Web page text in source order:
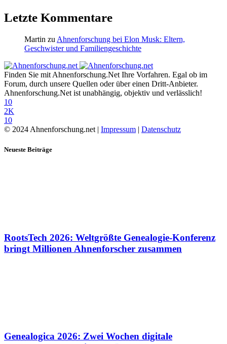
Letzte Kommentare
Martin zuAhnenforschung bei Elon Musk: Eltern,
Geschwister und Familiengeschichte
Finden Sie mit Ahnenforschung.Net Ihre Vorfahren. Egal ob im
Forum, durch unsere Quellen oder über einen Dritt-Anbieter.
Ahnenforschung.Net ist unabhängig, objektiv und verlässlich!
10
2K
10
© 2024 Ahnenforschung.net | Impressum Datenschutz
Neueste Beiträge
RootsTech 2026: Weltgrößte Genealogie-Konferenz
bringt Millionen Ahnenforscher zusammen
Genealogica 2026: Zwei Wochen digitale